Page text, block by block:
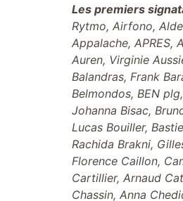
Les premiers
Rytmo, Airfono,
Appalache, APRES,
Auren, Virginie
Balandras, Frank
Belmondos, BEN
Johanna Bisac,
Lucas Bouiller,
Rachida Brakni,
Florence Caillon,
Cartillier, Arnaud
Chassin, Anna